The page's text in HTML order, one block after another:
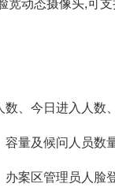
动态摄像头,可支
、今日进入人数
量及候问人员数量
案区管理员人脸